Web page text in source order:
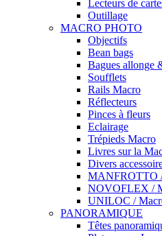
Lecteurs de
Outillage
MACRO PHOTO
Objectifs
Bean bags
Bagues allonge
Soufflets
Rails Macro
Réflecteurs
Pinces à fleurs
Eclairage
Trépieds Macro
Livres sur la
Divers
MANFROTTO
NOVOFLEX /
UNILOC /
PANORAMIQUE
Têtes